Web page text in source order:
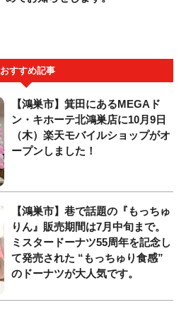
おすすめ記事
【鴻巣市】箕田にあるMEGAド
ン・キホーテ北鴻巣店に10月9日
（木）楽天モバイルショップがオ
ープンしました！
【鴻巣市】巷で話題の『もっちゅ
りん』販売期間は7月中旬まで。
ミスタードーナツ55周年を記念し
て発売された “もっちゅり食感”
のドーナツが大人気です。